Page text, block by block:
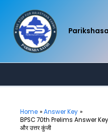
content
Home
Answer Key
BPSC 70th Prelims Answer Key
और उत्तर कुंजी